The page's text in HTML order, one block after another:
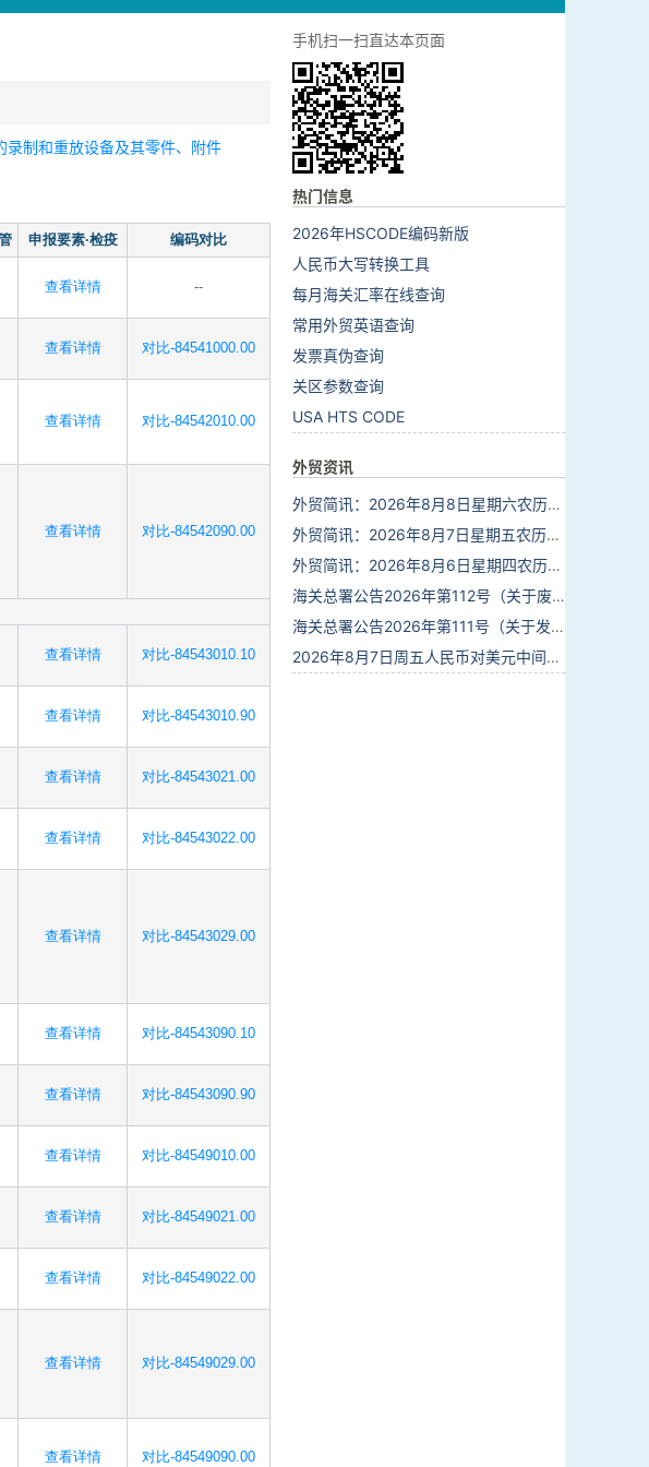
制和重放设备及其零件、附件
申报要素·检疫 编码对比
查看详情 --
查看详情 对比-84541000.00
查看详情 对比-84542010.00
查看详情 对比-84542090.00
查看详情 对比-84543010.10
查看详情 对比-84543010.90
查看详情 对比-84543021.00
查看详情 对比-84543022.00
查看详情 对比-84543029.00
查看详情 对比-84543090.10
查看详情 对比-84543090.90
查看详情 对比-84549010.00
查看详情 对比-84549021.00
查看详情 对比-84549022.00
查看详情 对比-84549029.00
查看详情 对比-84549090.00
手机扫一扫直达本页面
热门信息
2026年HSCODE编码新版
人民币大写转换工具
每月海关汇率在线查询
常用外贸英语查询
发票真伪查询
关区参数查询
USA HTS CODE
外贸资讯
外贸简讯：2026年8月8日星期六农历六月廿六
外贸简讯：2026年8月7日星期五农历六月廿五
外贸简讯：2026年8月6日星期四农历六月廿四
海关总署公告2026年第112号（关于废止部分卫生检疫类规范性文件的公告）
海关总署公告2026年第111号（关于发布《进出境动植物检疫处理监督管理工作规定》《进出境卫生处理监督管理工作规定》的公告）
2026年8月7日周五人民币对美元中间价报6.7904调贬9个基点